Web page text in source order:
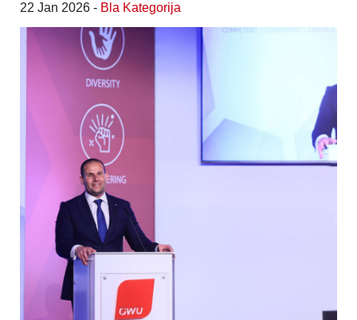
22 Jan 2026 - Bla Kategorija